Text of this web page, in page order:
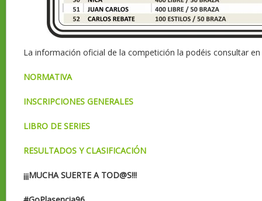
La información oficial de la competición la podéis consultar
NORMATIVA
INSCRIPCIONES GENERALES
LIBRO DE SERIES
RESULTADOS Y CLASIFICACIÓN
¡¡¡MUCHA SUERTE A TOD@S!!!